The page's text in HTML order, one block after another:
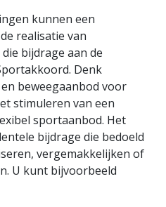
kunnen een
realisatie van
bijdrage aan de
Denk
beweegaanbod voor
stimuleren van een
sportaanbod. Het
bijdrage die bedoeld
vergemakkelijken of
U kunt bijvoorbeeld